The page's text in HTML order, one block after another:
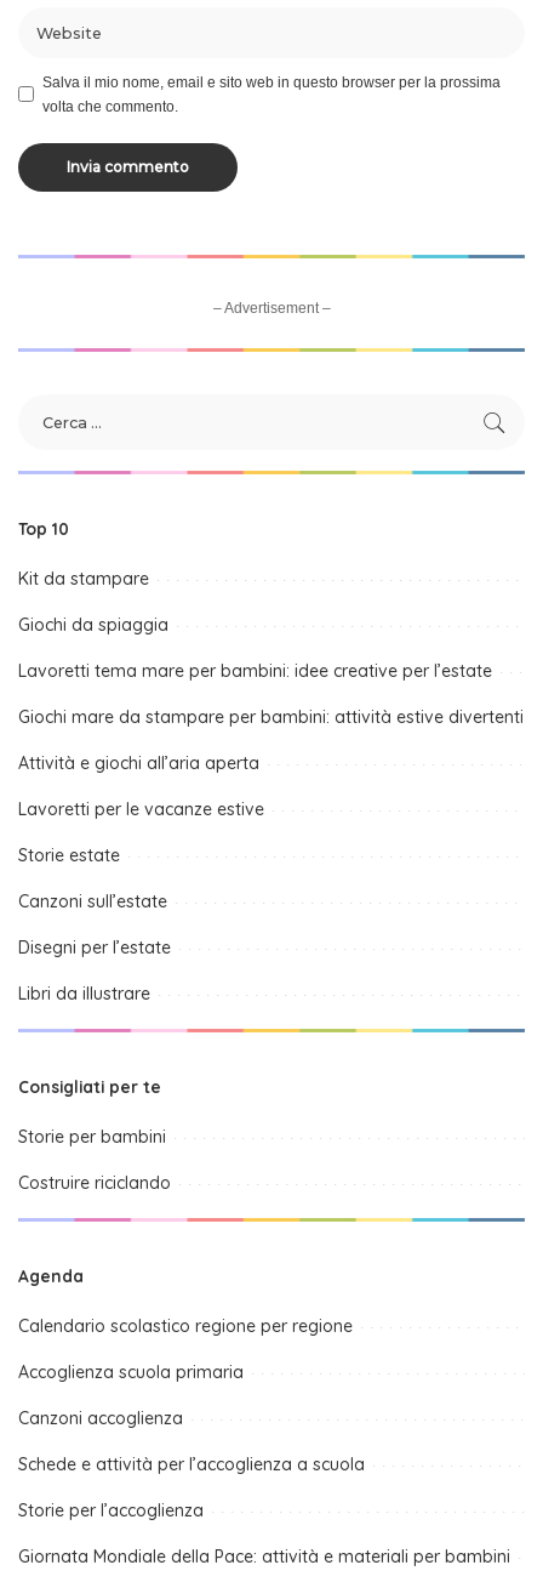
Salva il mio nome, email e sito web in questo browser per la prossima
volta che commento.
– Advertisement –
Top 10
Kit da stampare
Giochi da spiaggia
Lavoretti tema mare per bambini: idee creative per l’estate
Giochi mare da stampare per bambini: attività estive divertenti
Attività e giochi all’aria aperta
Lavoretti per le vacanze estive
Storie estate
Canzoni sull’estate
Disegni per l’estate
Libri da illustrare
Consigliati per te
Storie per bambini
Costruire riciclando
Agenda
Calendario scolastico regione per regione
Accoglienza scuola primaria
Canzoni accoglienza
Schede e attività per l’accoglienza a scuola
Storie per l’accoglienza
Giornata Mondiale della Pace: attività e materiali per bambini